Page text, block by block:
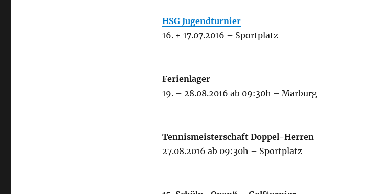
HSG Jugendturnier
16. + 17.07.2016 – Sportplatz
Ferienlager
19. – 28.08.2016 ab 09:30h – Marburg
Tennismeisterschaft Doppel-Herren
27.08.2016 ab 09:30h – Sportplatz